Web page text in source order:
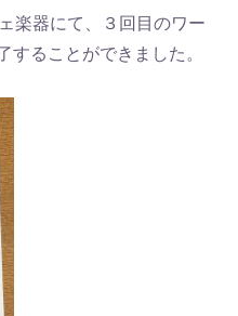
楽器にて、３回目のワー
することができました。